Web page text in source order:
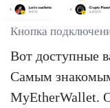
Кнопка
Вот доступные
Самым знакомым
MyEtherWallet.